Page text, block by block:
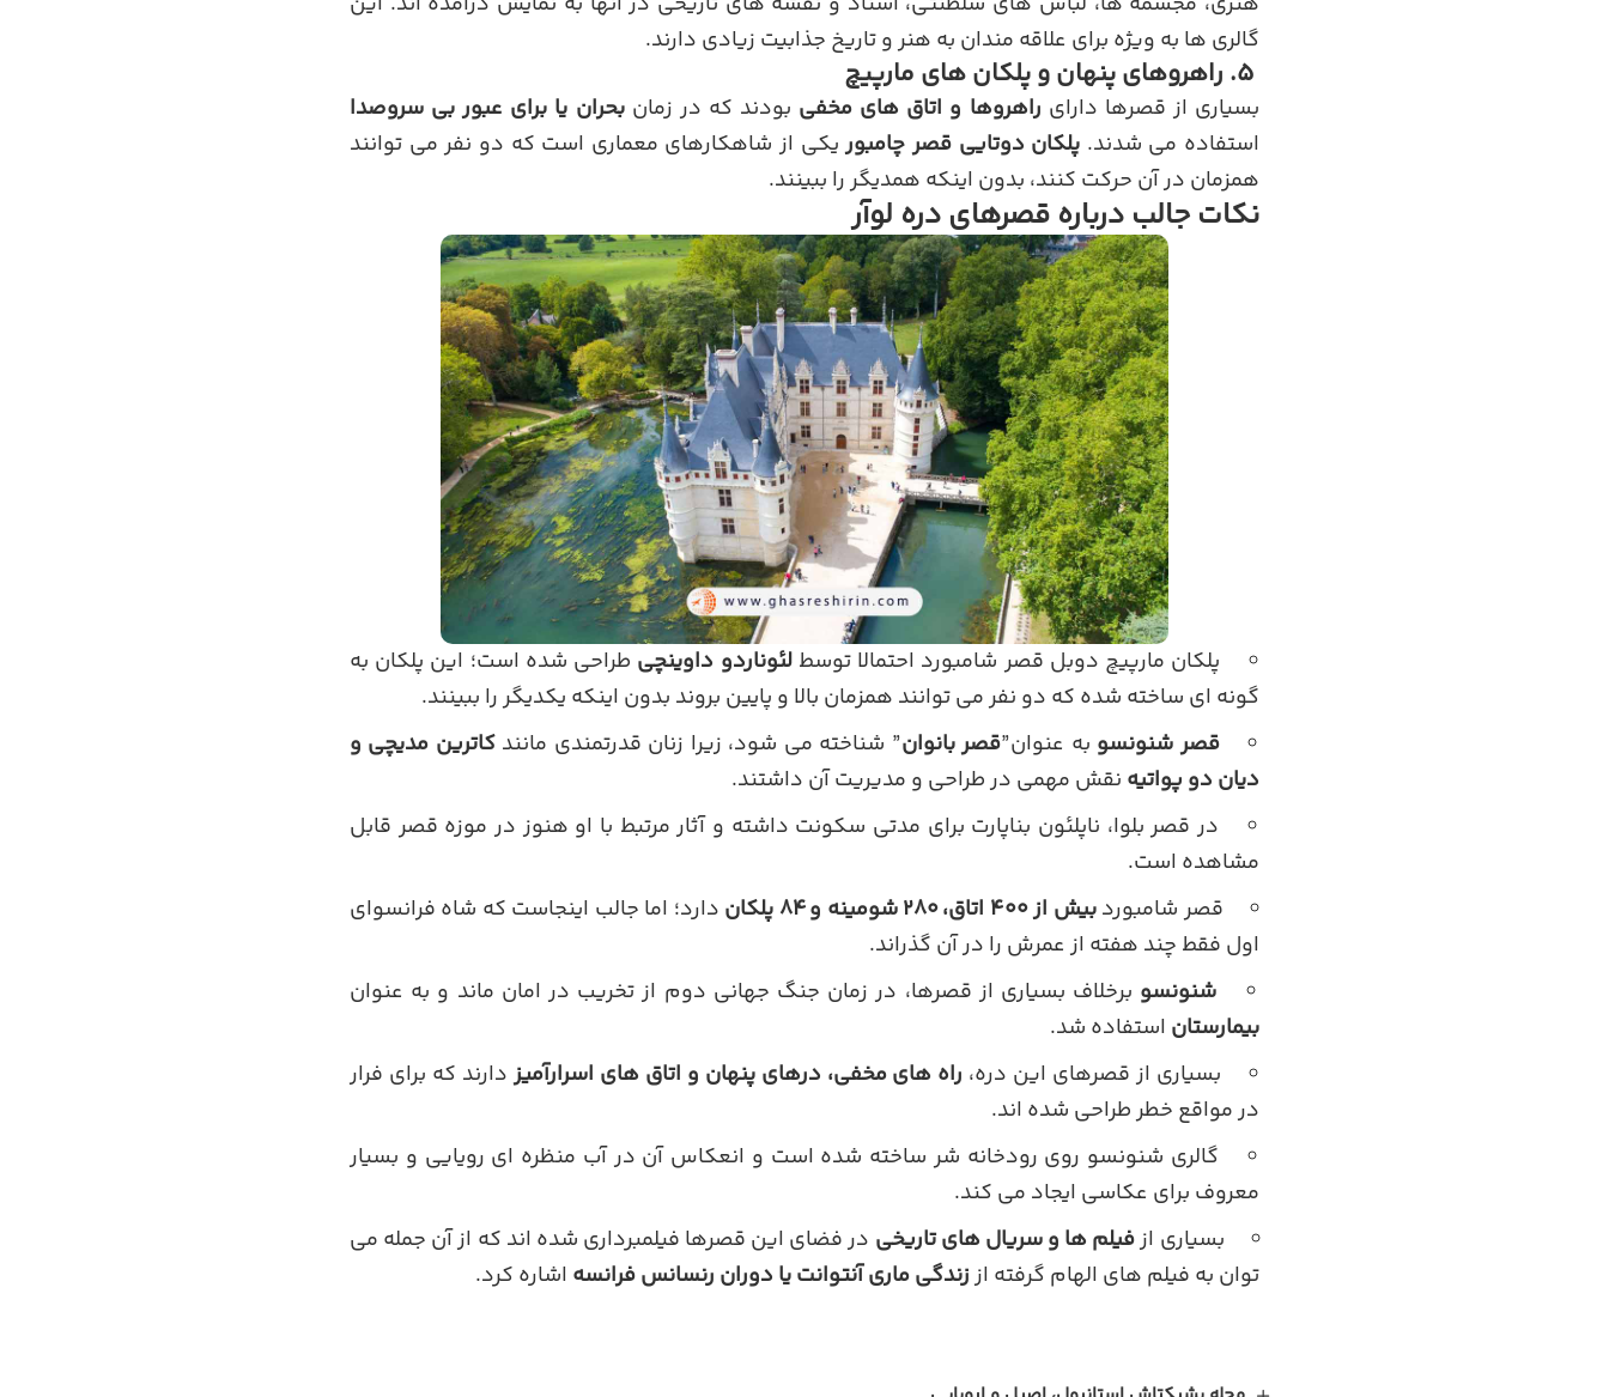
گالری ها به ویژه برای علاقه مندان به هنر و تاریخ جذابیت زیادی دارند.
بسیاری از قصرها دارای راهروها و اتاق های مخفی بودند که در زمانبحران یا برای عبور بی سروصدا
استفاده می شدند. پلکان دوتایی قصر چامبوریکی از شاهکارهای معماری است که دو نفر می توانند
همزمان در آن حرکت کنند، بدون اینکه همدیگر را ببینند.
نکات جالب درباره قصرهای دره لوآر
پلکان مارپیچ دوبل قصر شامبورد احتمالا توسطلئوناردو داوینچی طراحی شده است؛ این پلکان به
گونه ای ساخته شده که دو نفر می توانند همزمان بالا و پایین بروند بدون اینکه یکدیگر را ببینند.
قصر شنونسو به عنوان”قصر بانوان” شناخته می شود، زیرا زنان قدرتمندی مانند کاترین مدیچی و
دیان دو پواتیه نقش مهمی در طراحی و مدیریت آن داشتند.
در قصر بلوا، ناپلئون بناپارت برای مدتی سکونت داشته و آثار مرتبط با او هنوز در موزه قصر قابل
مشاهده است.
قصر شامبوردبیش از ۴۰۰ اتاق، ۲۸۰ شومینه و ۸۴ پلکان
دارد؛ اما جالب اینجاست که شاه فرانسوای
اول فقط چند هفته از عمرش را در آن گذراند.
شنونسو برخلاف بسیاری از قصرها، در زمان جنگ جهانی دوم از تخریب در امان ماند و به عنوان
بیمارستان استفاده شد.
بسیاری از قصرهای این دره، راه های مخفی، درهای پنهان و اتاق های اسرارآمیزدارند که برای فرار
در مواقع خطر طراحی شده اند.
گالری شنونسو روی رودخانه شر ساخته شده است و انعکاس آن در آب منظره ای رویایی و بسیار
معروف برای عکاسی ایجاد می کند.
بسیاری ازفیلم ها و سریال های تاریخی در فضای این قصرها فیلمبرداری شده اند که از آن جمله می
توان به فیلم های الهام گرفته اززندگی ماری آنتوانت یا دوران رنسانس فرانسه اشاره کرد.